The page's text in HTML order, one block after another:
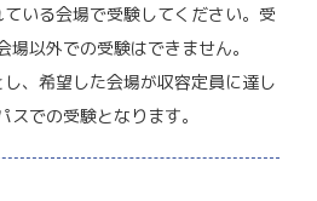
いる会場で受験してください。受
以外での受験はできません。
、希望した会場が収容定員に達し
での受験となります。